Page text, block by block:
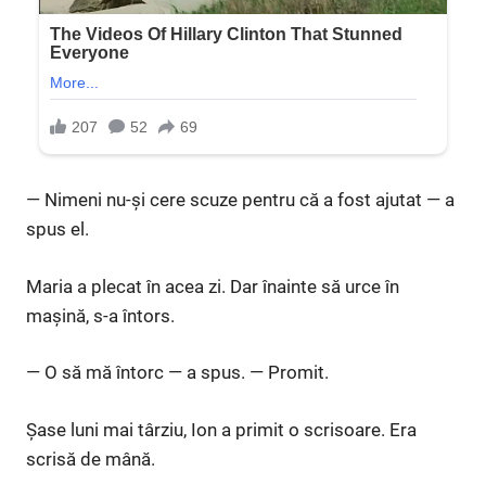
— Nimeni nu-și cere scuze pentru că a fost ajutat — a
spus el.
Maria a plecat în acea zi. Dar înainte să urce în
mașină, s-a întors.
— O să mă întorc — a spus. — Promit.
Șase luni mai târziu, Ion a primit o scrisoare. Era
scrisă de mână.